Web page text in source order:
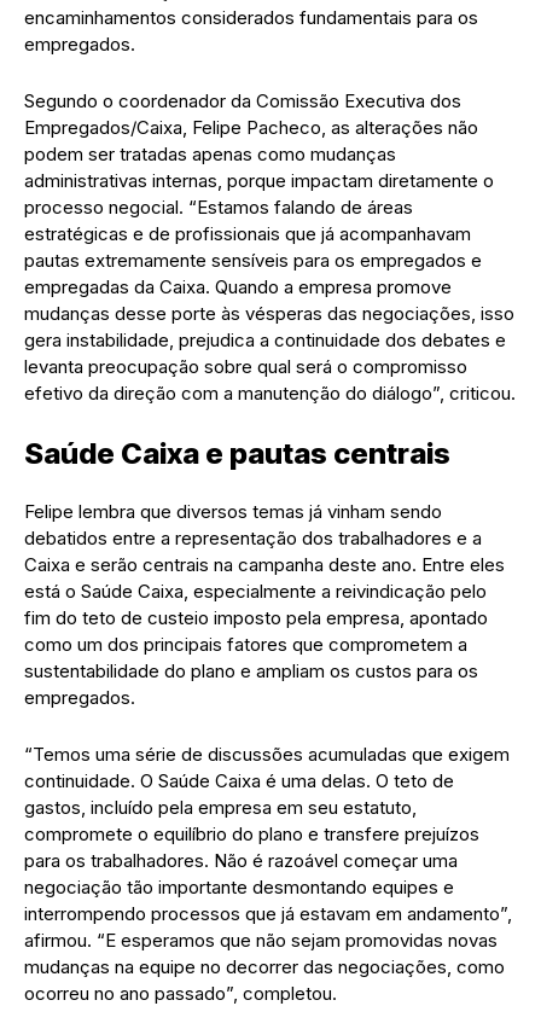
encaminhamentos considerados fundamentais para os
empregados.
Segundo o coordenador da Comissão Executiva dos
Empregados/Caixa, Felipe Pacheco, as alterações não
podem ser tratadas apenas como mudanças
administrativas internas, porque impactam diretamente o
processo negocial. “Estamos falando de áreas
estratégicas e de profissionais que já acompanhavam
pautas extremamente sensíveis para os empregados e
empregadas da Caixa. Quando a empresa promove
mudanças desse porte às vésperas das negociações, isso
gera instabilidade, prejudica a continuidade dos debates e
levanta preocupação sobre qual será o compromisso
efetivo da direção com a manutenção do diálogo”, criticou.
Saúde Caixa e pautas centrais
Felipe lembra que diversos temas já vinham sendo
debatidos entre a representação dos trabalhadores e a
Caixa e serão centrais na campanha deste ano. Entre eles
está o Saúde Caixa, especialmente a reivindicação pelo
fim do teto de custeio imposto pela empresa, apontado
como um dos principais fatores que comprometem a
sustentabilidade do plano e ampliam os custos para os
empregados.
“Temos uma série de discussões acumuladas que exigem
continuidade. O Saúde Caixa é uma delas. O teto de
gastos, incluído pela empresa em seu estatuto,
compromete o equilíbrio do plano e transfere prejuízos
para os trabalhadores. Não é razoável começar uma
negociação tão importante desmontando equipes e
interrompendo processos que já estavam em andamento”,
afirmou. “E esperamos que não sejam promovidas novas
mudanças na equipe no decorrer das negociações, como
ocorreu no ano passado”, completou.